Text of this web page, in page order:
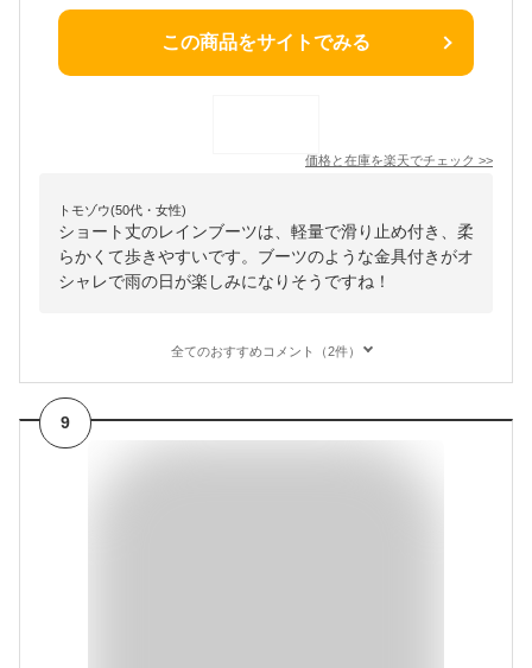
この商品をサイトでみる
価格と在庫を楽天でチェック >>
トモゾウ(50代・女性)
ショート丈のレインブーツは、軽量で滑り止め付き、柔
らかくて歩きやすいです。ブーツのような金具付きがオ
シャレで雨の日が楽しみになりそうですね！
全てのおすすめコメント（2件）
9